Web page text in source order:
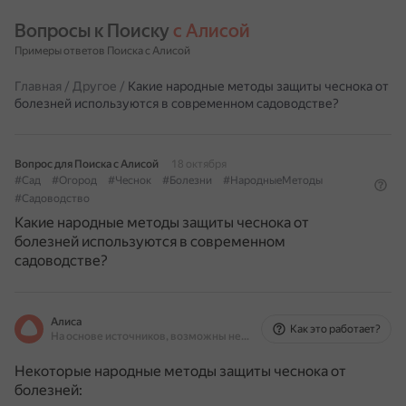
Вопросы к Поиску с Алисой
Примеры ответов Поиска с Алисой
Главная / Другое / Какие народные методы защиты чеснока от
болезней используются в современном садоводстве?
Вопрос для Поиска с Алисой
18 октября
#Сад
#Огород #Чеснок #Болезни
#НародныеМетоды
#Садоводство
Какие народные методы защиты чеснока от
болезней используются в современном
садоводстве?
Алиса
На основе источников, возможны неточности
Как это работает?
Некоторые народные методы защиты чеснока от
болезней: